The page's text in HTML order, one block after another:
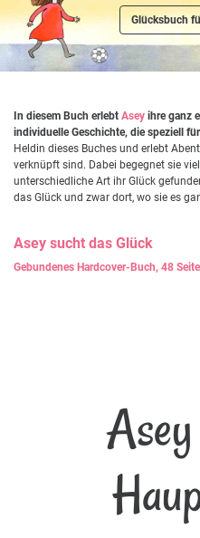
Glücksbuch
In diesem Buch erlebt Asey ihre ganz
individuelle Geschichte, die speziell
Heldin dieses Buches und erlebt
verknüpft sind. Dabei begegnet sie
unterschiedliche Art ihr Glück
das Glück und zwar dort, wo sie es
Asey sucht das Glück
Gebundenes Hardcover-Buch, 48